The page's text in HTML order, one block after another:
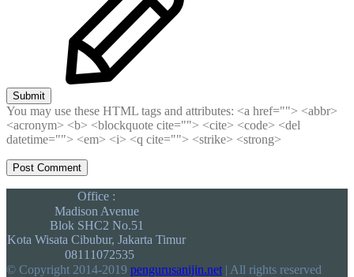
Submit
You may use these HTML tags and attributes: <a href=""> <abbr>
<acronym> <b> <blockquote cite=""> <cite> <code> <del
datetime=""> <em> <i> <q cite=""> <strike> <strong>
Office :
Madison Avenue
Blok SHC2 No.51
Kota Wisata Cibubur, Jakarta Timur
08111072535
© Copyright 2014-2019 pengurusanijin.net | All rights reserved